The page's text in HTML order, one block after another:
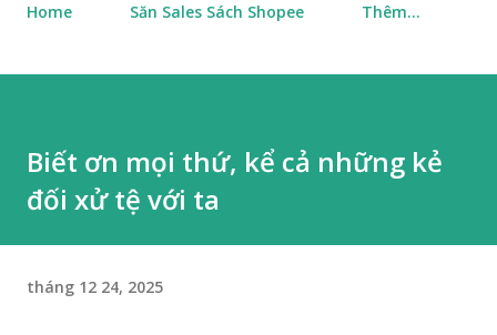
Home Săn Sales Sách Shopee Thêm…
Biết ơn mọi thứ, kể cả những kẻ
đối xử tệ với ta
tháng 12 24, 2025